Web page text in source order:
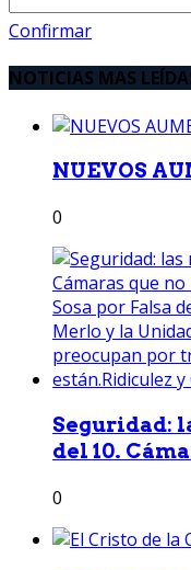
Confirmar
NOTICIAS MAS
NUEVOS
0
Seguridad:
del 10.
0